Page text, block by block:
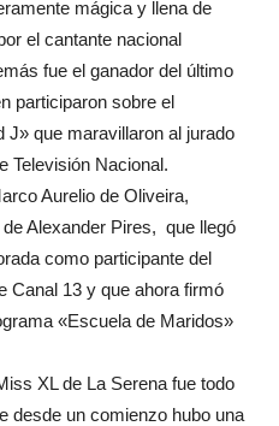
mágica y llena de
el cantante nacional
fue el ganador del último
participaron sobre el
que maravillaron al jurado
Televisión Nacional.
Aurelio de Oliveira,
Alexander Pires, que llegó
como participante del
Canal 13 y que ahora firmó
«Escuela de Maridos»
XL de La Serena fue todo
desde un comienzo hubo una